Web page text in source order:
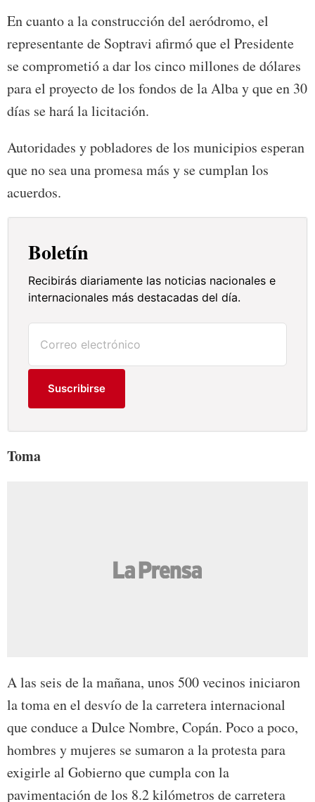
En cuanto a la construcción del aeródromo, el
representante de Soptravi afirmó que el Presidente
se comprometió a dar los cinco millones de dólares
para el proyecto de los fondos de la Alba y que en 30
días se hará la licitación.
Autoridades y pobladores de los municipios esperan
que no sea una promesa más y se cumplan los
acuerdos.
Boletín
Recibirás diariamente las noticias nacionales e
internacionales más destacadas del día.
Suscribirse
Toma
A las seis de la mañana, unos 500 vecinos iniciaron
la toma en el desvío de la carretera internacional
que conduce a Dulce Nombre, Copán. Poco a poco,
hombres y mujeres se sumaron a la protesta para
exigirle al Gobierno que cumpla con la
pavimentación de los 8.2 kilómetros de carretera